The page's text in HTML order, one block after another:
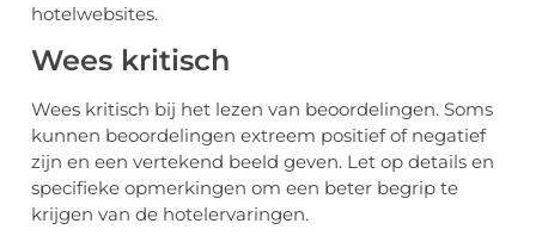
hotelwebsites.
Wees kritisch
Wees kritisch bij het lezen van beoordelingen. Soms
kunnen beoordelingen extreem positief of negatief
zijn en een vertekend beeld geven. Let op details en
specifieke opmerkingen om een beter begrip te
krijgen van de hotelervaringen.